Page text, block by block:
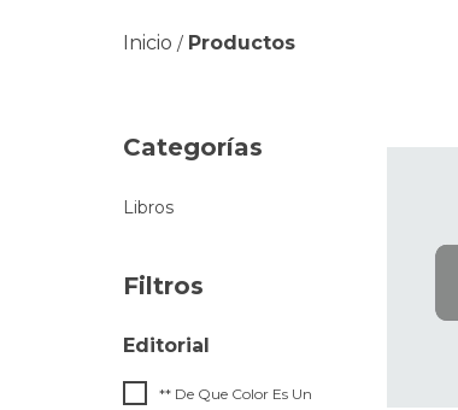
Inicio / Productos
Categorías
Libros
Filtros
** De Que Color Es Un